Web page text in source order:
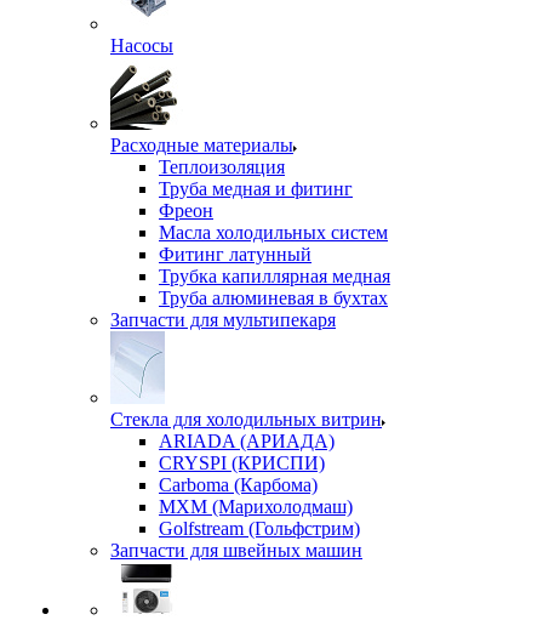
Насосы
Расходные материалы
Теплоизоляция
Труба медная и фитинг
Фреон
Масла холодильных систем
Фитинг латунный
Трубка капиллярная медная
Труба алюминевая в бухтах
Запчасти для мультипекаря
Стекла для холодильных витрин
ARIADA (АРИАДА)
CRYSPI (КРИСПИ)
Carboma (Карбома)
MXM (Марихолодмаш)
Golfstream (Гольфстрим)
Запчасти для швейных машин